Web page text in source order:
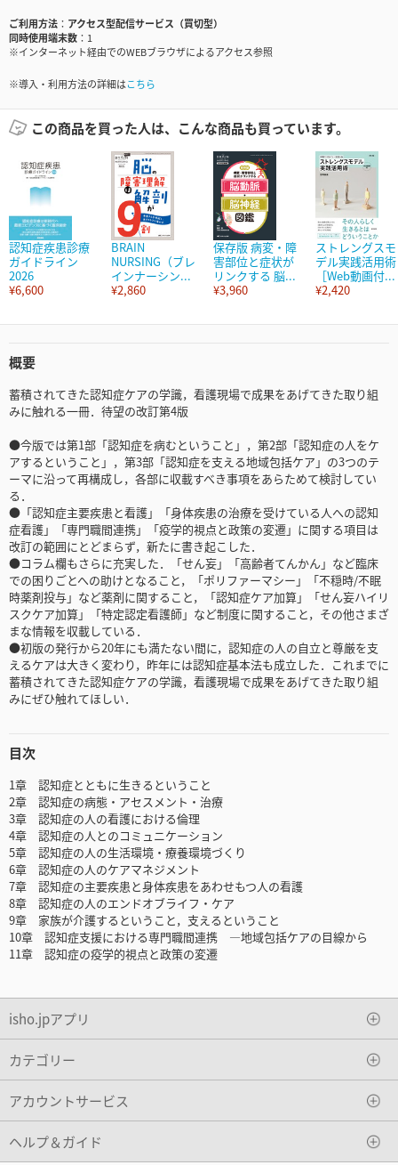
ご利用方法
アクセス型配信サービス（買切型）
同時使用端末数
1
※インターネット経由でのWEBブラウザによるアクセス参照
※導入・利用方法の詳細はこちら
この商品を買った人は、こんな商品も買っています。
認知症疾患診療
ガイドライン
2026
¥6,600
BRAIN
NURSING（ブレ
インナーシン...
¥2,860
保存版 病変・障
害部位と症状が
リンクする 脳...
¥3,960
ストレングスモ
デル実践活用術
［Web動画付...
¥2,420
概要
蓄積されてきた認知症ケアの学識，看護現場で成果をあげてきた取り組
みに触れる一冊．待望の改訂第4版
●今版では第1部「認知症を病むということ」，第2部「認知症の人をケ
アするということ」，第3部「認知症を支える地域包括ケア」の3つのテ
ーマに沿って再構成し，各部に収載すべき事項をあらためて検討してい
る．
●「認知症主要疾患と看護」「身体疾患の治療を受けている人への認知
症看護」「専門職間連携」「疫学的視点と政策の変遷」に関する項目は
改訂の範囲にとどまらず，新たに書き起こした．
●コラム欄もさらに充実した．「せん妄」「高齢者てんかん」など臨床
での困りごとへの助けとなること，「ポリファーマシー」「不穏時/不眠
時薬剤投与」など薬剤に関すること，「認知症ケア加算」「せん妄ハイリ
スクケア加算」「特定認定看護師」など制度に関すること，その他さまざ
まな情報を収載している．
●初版の発行から20年にも満たない間に，認知症の人の自立と尊厳を支
えるケアは大きく変わり，昨年には認知症基本法も成立した．これまでに
蓄積されてきた認知症ケアの学識，看護現場で成果をあげてきた取り組
みにぜひ触れてほしい．
目次
1章 認知症とともに生きるということ
2章 認知症の病態・アセスメント・治療
3章 認知症の人の看護における倫理
4章 認知症の人とのコミュニケーション
5章 認知症の人の生活環境・療養環境づくり
6章 認知症の人のケアマネジメント
7章 認知症の主要疾患と身体疾患をあわせもつ人の看護
8章 認知症の人のエンドオブライフ・ケア
9章 家族が介護するということ，支えるということ
10章 認知症支援における専門職間連携 ―地域包括ケアの目線から
11章 認知症の疫学的視点と政策の変遷
isho.jpアプリ
カテゴリー
アカウントサービス
ヘルプ＆ガイド